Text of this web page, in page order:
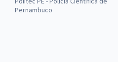
Pernambuco